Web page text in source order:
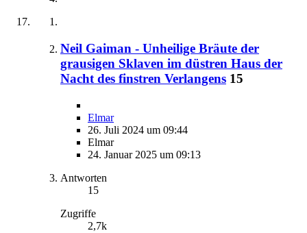
Neil Gaiman - Unheilige Bräute der
grausigen Sklaven im düstren Haus der
Nacht des finstren Verlangens 15
Elmar
26. Juli 2024 um 09:44
Elmar
24. Januar 2025 um 09:13
Antworten
15
Zugriffe
2,7k